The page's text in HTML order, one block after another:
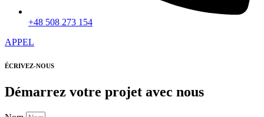
+48 508 273 154
APPEL
ÉCRIVEZ-NOUS
Démarrez votre projet avec nous